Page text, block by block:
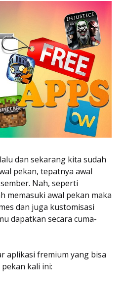
dan sekarang kita sudah
pekan, tepatnya awal
Nah, seperti
memasuki awal pekan maka
dan juga kustomisasi
dapatkan secara cuma-
aplikasi fremium yang bisa
kali ini: